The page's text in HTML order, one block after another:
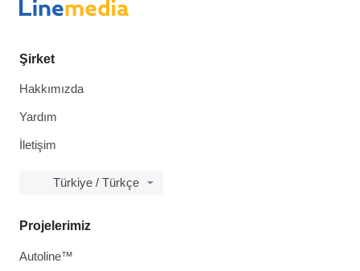
Şirket
Hakkımızda
Yardım
İletişim
Türkiye / Türkçe
Projelerimiz
Autoline™